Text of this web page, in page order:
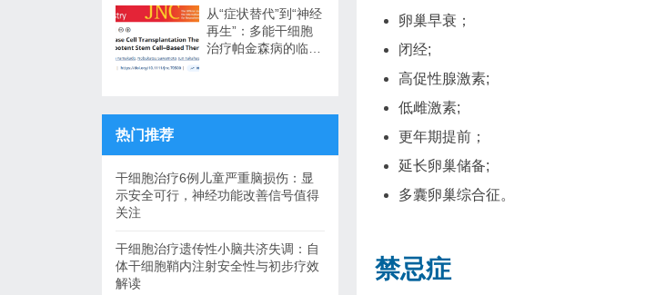
卵巢早衰；
闭经;
高促性腺激素;
低雌激素;
更年期提前；
延长卵巢储备;
多囊卵巢综合征。
禁忌症
从“症状替代”到“神经
再生”：多能干细胞
治疗帕金森病的临床
热门推荐
干细胞治疗6例儿童严重脑损伤：显
示安全可行，神经功能改善信号值得
关注
干细胞治疗遗传性小脑共济失调：自
体干细胞鞘内注射安全性与初步疗效
解读